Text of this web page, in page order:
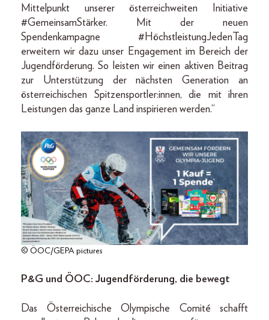
Mittelpunkt unserer österreichweiten Initiative
#GemeinsamStärker. Mit der neuen
Spendenkampagne #HöchstleistungJedenTag
erweitern wir dazu unser Engagement im Bereich der
Jugendförderung. So leisten wir einen aktiven Beitrag
zur Unterstützung der nächsten Generation an
österreichischen Spitzensportler:innen, die mit ihren
Leistungen das ganze Land inspirieren werden.“
© ÖOC/GEPA pictures
P&G und ÖOC: Jugendförderung, die bewegt
Das Österreichische Olympische Comité schafft